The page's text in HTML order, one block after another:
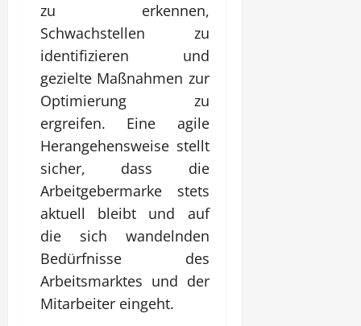
zu erkennen,
Schwachstellen zu
identifizieren und
gezielte Maßnahmen zur
Optimierung zu
ergreifen. Eine agile
Herangehensweise stellt
sicher, dass die
Arbeitgebermarke stets
aktuell bleibt und auf
die sich wandelnden
Bedürfnisse des
Arbeitsmarktes und der
Mitarbeiter eingeht.